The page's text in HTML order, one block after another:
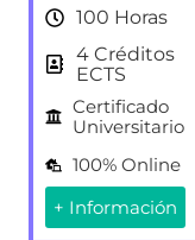
100 Horas
4 Créditos
ECTS
Certificado
Universitario
100% Online
+ Información